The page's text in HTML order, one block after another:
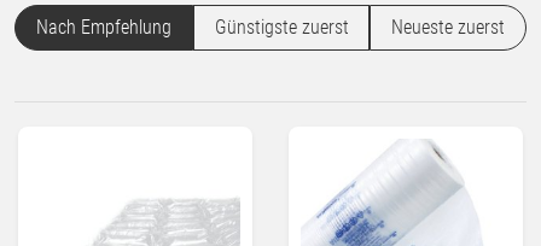
Nach Empfehlung
Günstigste zuerst Neueste zuerst